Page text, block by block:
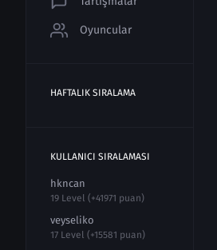
Oyuncular
HAFTALIK SIRALAMA
KULLANICI SIRALAMASI
hkncan
19 Level (+41971 puan)
veyseliko
17 Level (+15581 puan)